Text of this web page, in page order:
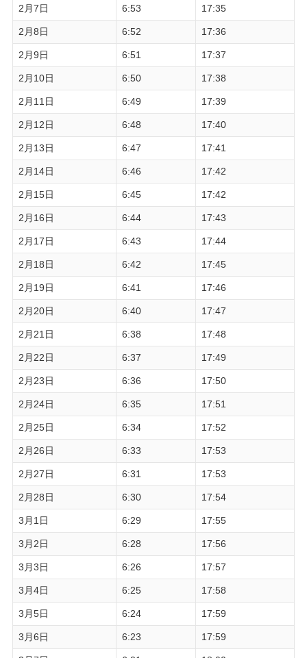
2月7日 6:53 17:35
2月8日 6:52 17:36
2月9日 6:51 17:37
2月10日 6:50 17:38
2月11日 6:49 17:39
2月12日 6:48 17:40
2月13日 6:47 17:41
2月14日 6:46 17:42
2月15日 6:45 17:42
2月16日 6:44 17:43
2月17日 6:43 17:44
2月18日 6:42 17:45
2月19日 6:41 17:46
2月20日 6:40 17:47
2月21日 6:38 17:48
2月22日 6:37 17:49
2月23日 6:36 17:50
2月24日 6:35 17:51
2月25日 6:34 17:52
2月26日 6:33 17:53
2月27日 6:31 17:53
2月28日 6:30 17:54
3月1日 6:29 17:55
3月2日 6:28 17:56
3月3日 6:26 17:57
3月4日 6:25 17:58
3月5日 6:24 17:59
3月6日 6:23 17:59